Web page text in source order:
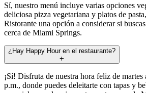
Sí, nuestro menú incluye varias opciones
deliciosa pizza vegetariana y platos de
Ristorante una opción a considerar si
cerca de Miami Springs.
¿Hay Happy Hour en el restaurante?
¡Sí! Disfruta de nuestra hora feliz de
p.m., donde puedes deleitarte con tapas y